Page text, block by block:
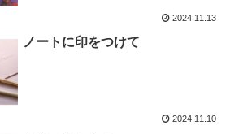
2024.11.13
ノートに印をつけて
2024.11.10